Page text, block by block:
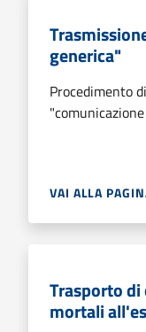
generica"
Procedimento
VAI ALLA
Trasporto di
mortali